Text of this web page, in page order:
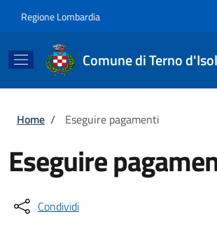
Regione Lombardia
Comune di Terno
Briciole di pane
Home / Eseguire pagamenti
Eseguire
Condividi